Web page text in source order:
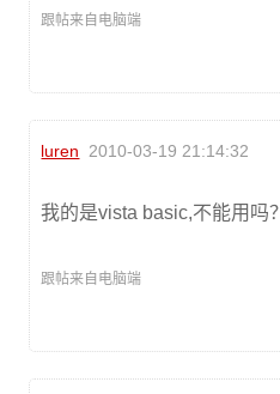
跟帖来自电脑端
luren 2010-03-19 21:14:32
我的是vista basic,不能用吗？
跟帖来自电脑端